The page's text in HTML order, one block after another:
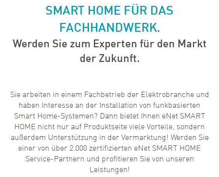
SMART HOME FÜR DAS
FACHHANDWERK.
Werden Sie zum Experten für den Markt
der Zukunft.
Sie arbeiten in einem Fachbetrieb der Elektrobranche und
haben Interesse an der Installation von funkbasierten
Smart Home-Systemen? Dann bietet Ihnen eNet SMART
HOME nicht nur auf Produktseite viele Vorteile, sondern
außerdem Unterstützung in der Vermarktung! Werden Sie
einer von über 2.000 zertifizierten eNet SMART HOME
Service-Partnern und profitieren Sie von unseren
Leistungen!